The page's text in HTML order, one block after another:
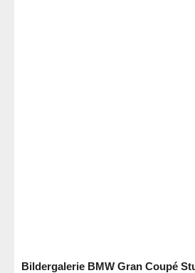
Bildergalerie BMW Gran Coupé